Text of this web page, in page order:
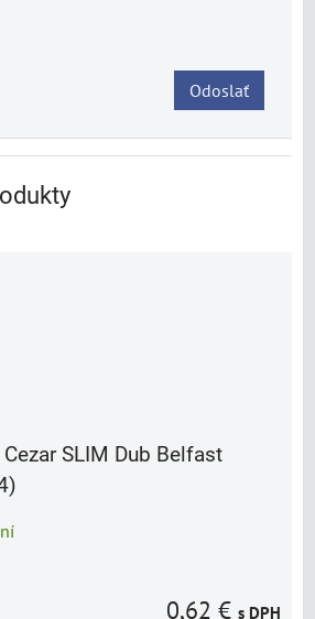
Odoslať
SLIM Dub Belfast
0,62 € s DPH